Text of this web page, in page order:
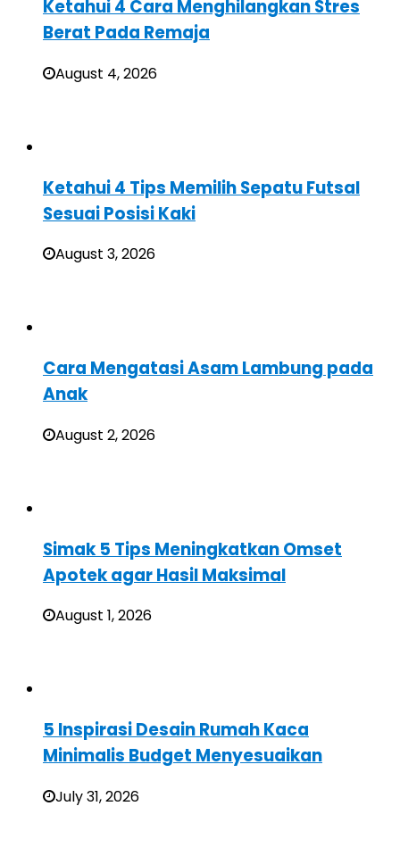
Ketahui 4 Cara Menghilangkan Stres
Berat Pada Remaja
August 4, 2026
Ketahui 4 Tips Memilih Sepatu Futsal
Sesuai Posisi Kaki
August 3, 2026
Cara Mengatasi Asam Lambung pada
Anak
August 2, 2026
Simak 5 Tips Meningkatkan Omset
Apotek agar Hasil Maksimal
August 1, 2026
5 Inspirasi Desain Rumah Kaca
Minimalis Budget Menyesuaikan
July 31, 2026